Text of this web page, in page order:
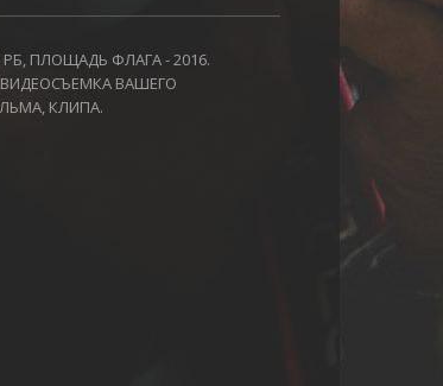
ПЛОЩАДЬ ФЛАГА - 2016.
ВАШЕГО
КЛИПА.